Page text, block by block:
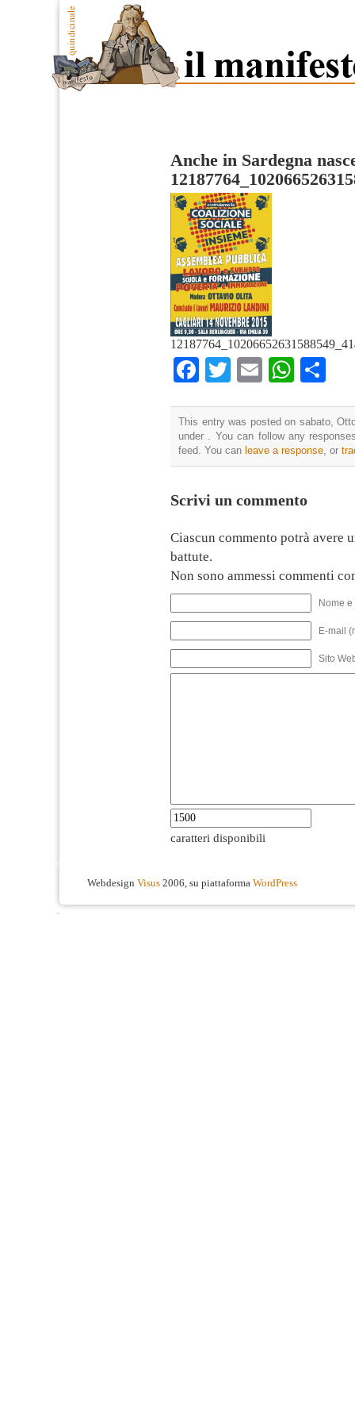
Anche in Sardegna
Facebook
TwitterEmail
This entry was posted on sabato,
under . You can follow any
feed. You can leave a response, or
Scrivi un commento
Ciascun commento potrà avere
battute.
Non sono ammessi commenti
Nome
E-mail
Sito
caratteri disponibili
Webdesign Visus 2006, su piattaforma WordPress